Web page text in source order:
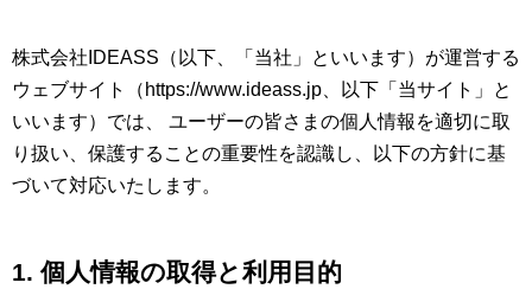
株式会社IDEASS（以下、「当社」といいます）が運営する
ウェブサイト（https://www.ideass.jp、以下「当サイト」と
いいます）では、 ユーザーの皆さまの個人情報を適切に取
り扱い、保護することの重要性を認識し、以下の方針に基
づいて対応いたします。
1. 個人情報の取得と利用目的